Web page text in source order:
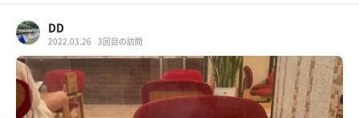
DD
2022.03.26 3回目の訪問